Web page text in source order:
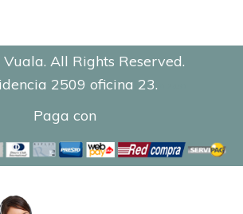
All Rights Reserved.
2509 oficina 23.
Paga con